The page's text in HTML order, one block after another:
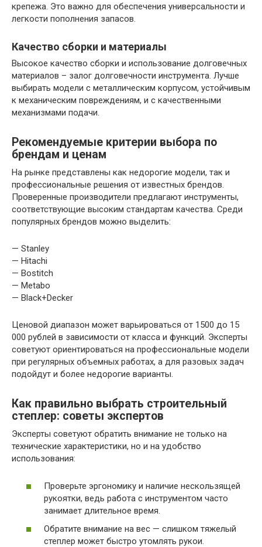
крепежа. Это важно для обеспечения универсальности и
легкости пополнения запасов.
Качество сборки и материалы
Высокое качество сборки и использование долговечных
материалов – залог долговечности инструмента. Лучше
выбирать модели с металлическим корпусом, устойчивым
к механическим повреждениям, и с качественными
механизмами подачи.
Рекомендуемые критерии выбора по
брендам и ценам
На рынке представлены как недорогие модели, так и
профессиональные решения от известных брендов.
Проверенные производители предлагают инструменты,
соответствующие высоким стандартам качества. Среди
популярных брендов можно выделить:
— Stanley
— Hitachi
— Bostitch
— Metabo
— Black+Decker
Ценовой диапазон может варьироваться от 1500 до 15
000 рублей в зависимости от класса и функций. Эксперты
советуют ориентироваться на профессиональные модели
при регулярных объемных работах, а для разовых задач
подойдут и более недорогие варианты.
Как правильно выбрать строительный
степлер: советы экспертов
Эксперты советуют обратить внимание не только на
технические характеристики, но и на удобство
использования:
Проверьте эргономику и наличие нескользящей
рукоятки, ведь работа с инструментом часто
занимает длительное время.
Обратите внимание на вес — слишком тяжелый
степлер может быстро утомлять рукои.